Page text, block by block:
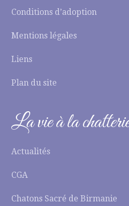
Conditions d’adoption
Mentions légales
Liens
Plan du site
La vie à la
Actualités
CGA
Chatons Sacré de Birmanie